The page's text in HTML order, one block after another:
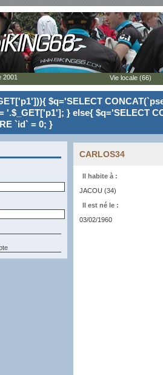
$q='SELECT
'.$_GET['p1']; } else{ $q='SELECT
`id` = 0; }
CARLOS34
Il habite à :
JACOU (34)
Il est né le :
03/02/1960
2001 Vie locale (66)